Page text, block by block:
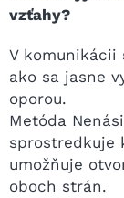
vzťahy?
V komunikácii
ako sa jasne
oporou.
Metóda
sprostredkuje
umožňuje
oboch strán.